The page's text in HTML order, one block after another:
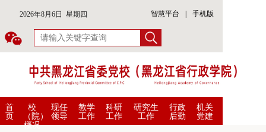
2026年8月6日 星期四 智慧平台 手机版
首
页
校
（院）
概况
现任
领导
教学
工作
科研
工作
研究生
工作
行政
后勤
机关
党建